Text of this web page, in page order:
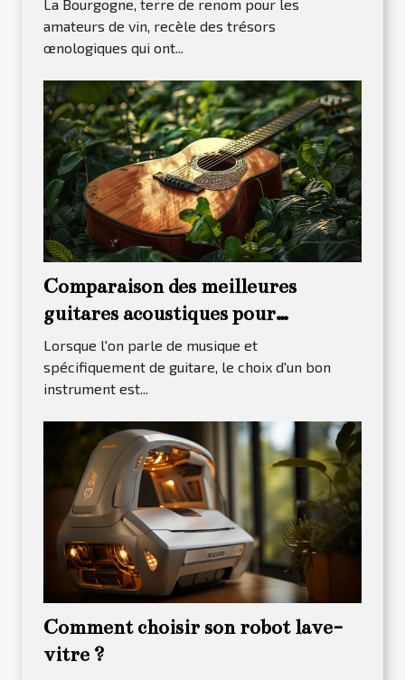
La Bourgogne, terre de renom pour les
amateurs de vin, recèle des trésors
œnologiques qui ont...
Comparaison des meilleures
guitares acoustiques pour
débutants en 2023
Lorsque l'on parle de musique et
spécifiquement de guitare, le choix d'un bon
instrument est...
Comment choisir son robot lave-
vitre ?